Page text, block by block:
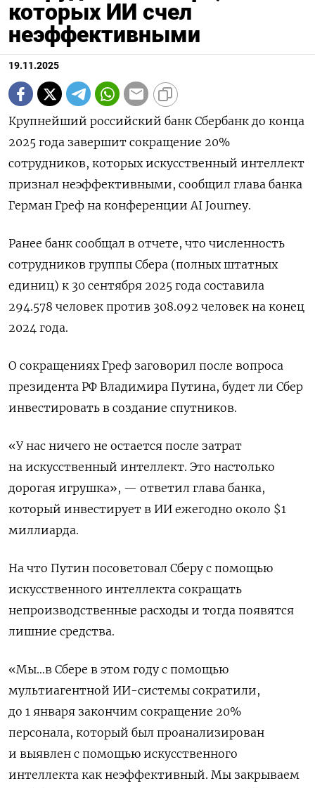
которых ИИ счел
неэффективными
19.11.2025
Крупнейший российский банк Сбербанк до конца
2025 года завершит сокращение 20%
сотрудников, которых искусственный интеллект
признал неэффективными, сообщил глава банка
Герман Греф на конференции AI Journey.
Ранее банк сообщал в отчете, что численность
сотрудников группы Сбера (полных штатных
единиц) к 30 сентября 2025 года составила
294.578 человек против 308.092 человек на конец
2024 года.
О сокращениях Греф заговорил после вопроса
президента РФ Владимира Путина, будет ли Сбер
инвестировать в создание спутников.
«У нас ничего не остается после затрат
на искусственный интеллект. Это настолько
дорогая игрушка», — ответил глава банка,
который инвестирует в ИИ ежегодно около $1
миллиарда.
На что Путин посоветовал Сберу с помощью
искусственного интеллекта сокращать
непроизводственные расходы и тогда появятся
лишние средства.
«Мы…в Сбере в этом году с помощью
мультиагентной ИИ-системы сократили,
до 1 января закончим сокращение 20%
персонала, который был проанализирован
и выявлен с помощью искусственного
интеллекта как неэффективный. Мы закрываем